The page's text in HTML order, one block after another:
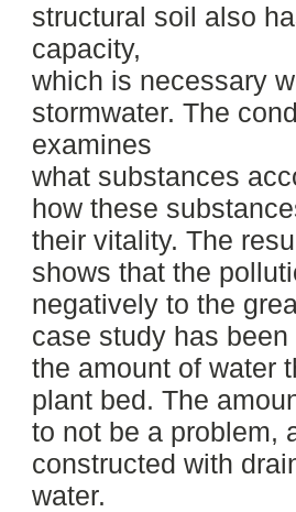
structural soil also
capacity,
which is necessary
stormwater. The
examines
what substances
how these
their vitality. The
shows that the
negatively to the
case study has
the amount of water
plant bed. The
to not be a problem,
constructed with
water.